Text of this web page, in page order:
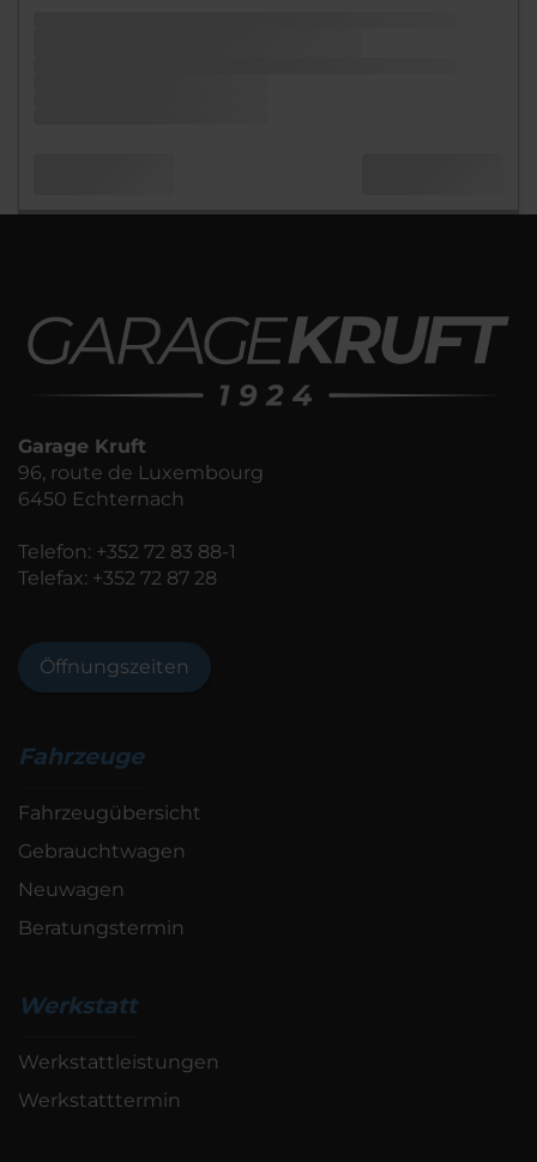
Garage Kruft
96, route de Luxembourg
6450 Echternach
Telefon: +352 72 83 88-1
Telefax: +352 72 87 28
Öffnungszeiten
Fahrzeuge
Fahrzeugübersicht
Gebrauchtwagen
Neuwagen
Beratungstermin
Werkstatt
Werkstattleistungen
Werkstatttermin